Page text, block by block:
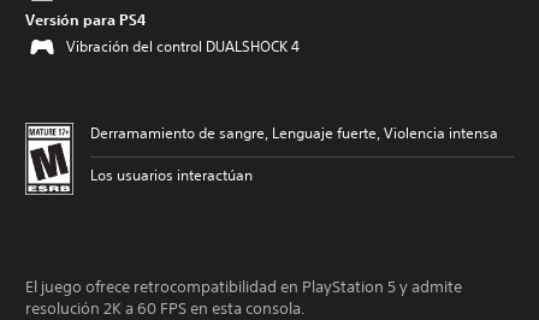
Versión para PS4
Vibración del control DUALSHOCK 4
Derramamiento de sangre, Lenguaje fuerte, Violencia intensa
Los usuarios interactúan
El juego ofrece retrocompatibilidad en PlayStation 5 y admite
resolución 2K a 60 FPS en esta consola.